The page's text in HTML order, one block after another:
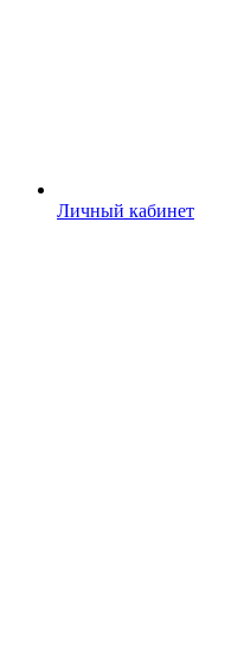
Личный кабинет